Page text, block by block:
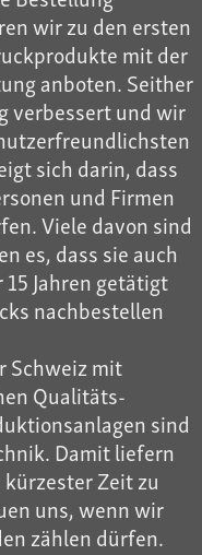
wir zu den ersten
mit der
anboten. Seither
verbessert und wir
sich darin, dass
und Firmen
Viele davon sind
es, dass sie auch
Jahren getätigt
nachbestellen
Schweiz mit
Qualitäts-
sind
Damit liefern
Zeit zu
uns, wenn wir
zählen dürfen.